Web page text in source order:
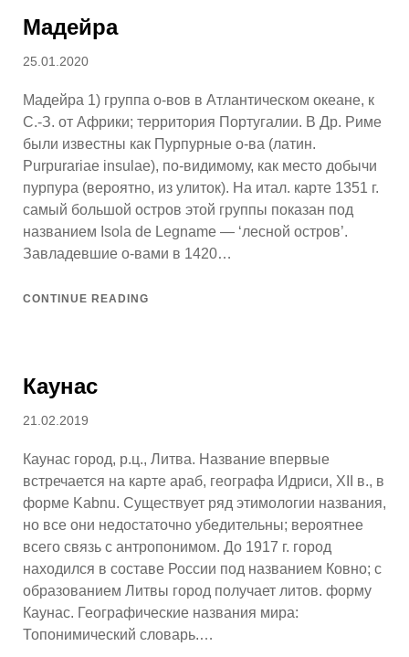
Мадейра
Posted
25.01.2020
Мадейра 1) группа о-вов в Атлантическом океане, к
С.-З. от Африки; территория Португалии. В Др. Риме
были известны как Пурпурные о-ва (латин.
Purpurariae insulae), по-видимому, как место добычи
пурпура (вероятно, из улиток). На итал. карте 1351 г.
самый большой остров этой группы показан под
названием Isola de Legname — ‘лесной остров’.
Завладевшие о-вами в 1420…
CONTINUE READING
Каунас
Posted
21.02.2019
Каунас город, р.ц., Литва. Название впервые
встречается на карте араб, географа Идриси, XII в., в
форме Kabnu. Существует ряд этимологии названия,
но все они недостаточно убедительны; вероятнее
всего связь с антропонимом. До 1917 г. город
находился в составе России под названием Ковно; с
образованием Литвы город получает литов. форму
Каунас. Географические названия мира:
Топонимический словарь.…